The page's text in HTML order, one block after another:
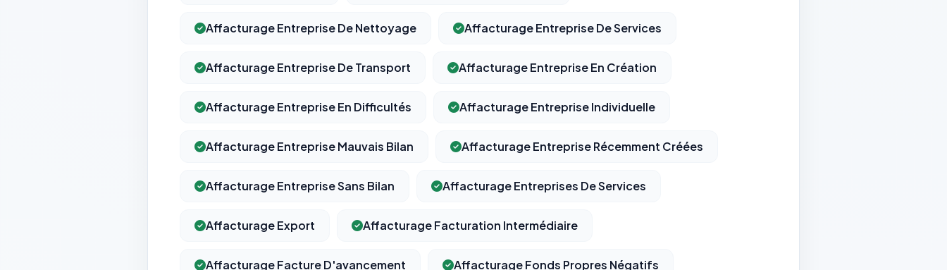
Affacturage Entreprise De Nettoyage Affacturage Entreprise De Services
Affacturage Entreprise De Transport Affacturage Entreprise En Création
Affacturage Entreprise En Difficultés Affacturage Entreprise Individuelle
Affacturage Entreprise Mauvais Bilan Affacturage Entreprise Récemment Créées
Affacturage Entreprise Sans Bilan Affacturage Entreprises De Services
Affacturage Export Affacturage Facturation Intermédiaire
Affacturage Facture D'avancement Affacturage Fonds Propres Négatifs
⚙️
mémorisation de vos choix de consentement. Ils ne peuvent
Nous aident à comprendre comment vous utilisez le site
Cookies marketing